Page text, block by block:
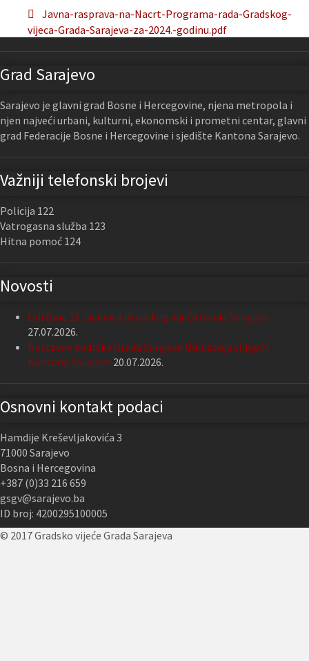
Javna-rasprava-na-Nacrt-Programa-rada-Gradskog-
vijeca-Grada-Sarajeva-za-2024.-godinu.pdf
Grad Sarajevo
Sarajevo je glavni grad Bosne i Hercegovine, njena metropola i
njen najveći urbani, kulturni, ekonomski i prometni centar, glavni
grad Federacije Bosne i Hercegovine i sjedište Kantona Sarajevo.
Važniji telefonski brojevi
Policija 122
Vatrogasna služba 123
Hitna pomoć 124
Novosti
Održana 13. sjednica Gradskog vijeća Grada Sarajeva
27.07.2026.
Nastavak podrške Grada Sarajeva Udruženju slijepih
Kantona Sarajevo 20.07.2026.
Osnovni kontakt podaci
Hamdije Kreševljakovića 3
71000 Sarajevo
Bosna i Hercegovina
+387 (0)33 216 659
gsgv@sarajevo.ba
ID broj: 4200295100005
© 2017 Gradsko vijeće Grada Sarajeva